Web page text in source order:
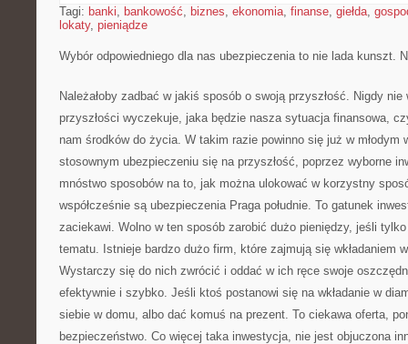
Tagi: banki, bankowość, biznes, ekonomia, finanse, giełda,
lokaty, pieniądze
Wybór odpowiedniego dla nas ubezpieczenia to nie lada kunszt.
Należałoby zadbać w jakiś sposób o swoją przyszłość. Nigdy
przyszłości wyczekuje, jaka będzie nasza sytuacja finansowa,
nam środków do życia. W takim razie powinno się już w młodym
stosownym ubezpieczeniu się na przyszłość, poprzez wyborne
mnóstwo sposobów na to, jak można ulokować w korzystny
współcześnie są ubezpieczenia Praga południe. To gatunek
zaciekawi. Wolno w ten sposób zarobić dużo pieniędzy, jeśli
tematu. Istnieje bardzo dużo firm, które zajmują się wkładaniem
Wystarczy się do nich zwrócić i oddać w ich ręce swoje
efektywnie i szybko. Jeśli ktoś postanowi się na wkładanie w
siebie w domu, albo dać komuś na prezent. To ciekawa oferta,
bezpieczeństwo. Co więcej taka inwestycja, nie jest objuczona